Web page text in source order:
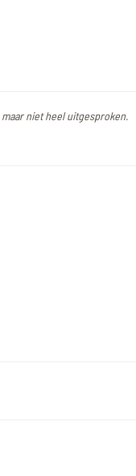
niet heel uitgesproken.